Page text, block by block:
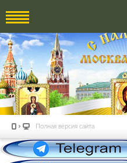
Полная версия сайта